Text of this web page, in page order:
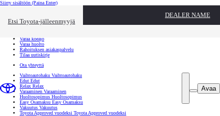
Siirry sisältöön (Paina Enter)
Etsi Toyota-jälleenmyyjä
DEALER NAME
Toyota palvelee Sulje
Varaa koeajo
Varaa huolto
Rahoituksen asiakaspalvelu
Tilaa uutiskirje
Ota yhteyttä
Avaa
Vaihtoautohaku Vaihtoautohaku
Edut Edut
Relax Relax
Varaaminen Varaaminen
Huoltosopimus Huoltosopimus
Easy Osamaksu Easy Osamaksu
Vakuutus Vakuutus
Toyota Approved vuodeksi Toyota Approved vuodeksi